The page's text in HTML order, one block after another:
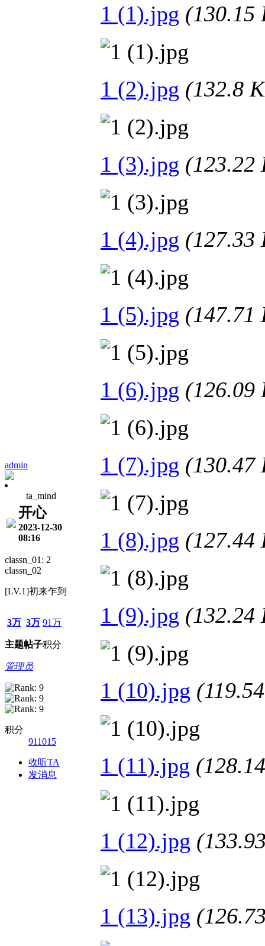
admin
ta_mind
开心
2023-12-30
08:16
classn_01: 2
classn_02
[LV.1]初来乍到
3万
主题
3万
帖子
91万
积分
管理员
积分
911015
收听TA
发消息
1 (1).jpg (130.15
1 (2).jpg (132.8
1 (3).jpg (123.22
1 (4).jpg (127.33
1 (5).jpg (147.71
1 (6).jpg (126.09
1 (7).jpg (130.47
1 (8).jpg (127.44
1 (9).jpg (132.24
1 (10).jpg
1 (11).jpg
1 (12).jpg
1 (13).jpg